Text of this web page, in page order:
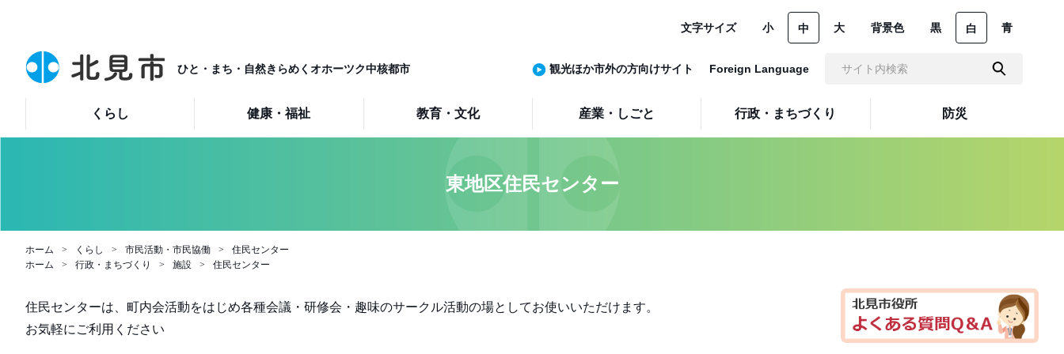
ひと・まち・自然きらめくオホーツク中核都市
くらし 健康・福祉 教育・文化 産業・しごと 行政・まちづくり 防災
文字サイズ 小 中 大 背景色 黒 白 青
観光ほか市外の方向けサイト Foreign Language
東地区住民センター
ホーム くらし 市民活動・市民協働
住民センター
ホーム
行政・まちづくり 施設 住民センター
住民センターは、町内会活動をはじめ各種会議・研修会・趣味のサークル活動の場としてお使いいただけます。
お気軽にご利用ください